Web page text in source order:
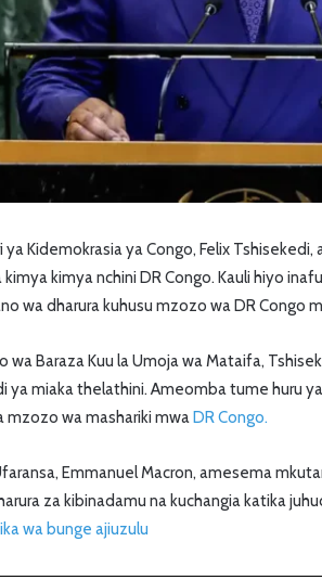
ya Kidemokrasia ya Congo, Felix
kimya nchini DR Congo. Kauli hiyo
wa dharura kuhusu mzozo wa DR Congo
wa Baraza Kuu la Umoja wa Mataifa,
ya miaka thelathini. Ameomba tume huru
mzozo wa mashariki mwaDR Congo.
Emmanuel Macron, amesema
za kibinadamu na kuchangia katika
wa bunge ajiuzulu